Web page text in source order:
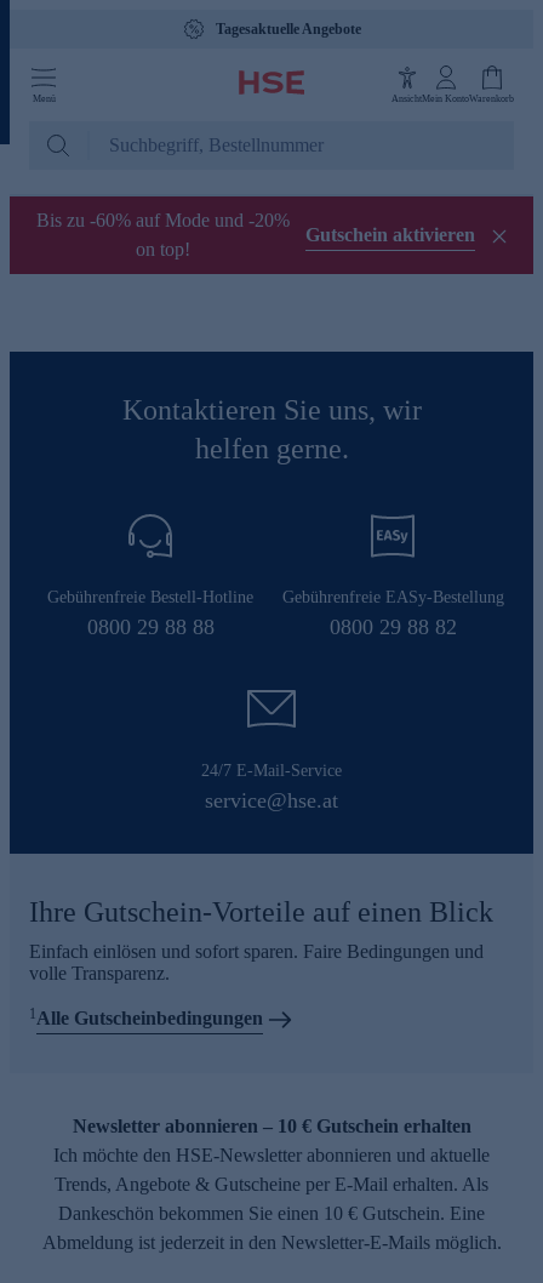
Tagesaktuelle Angebote
Menü AnsichtMein KontoWarenkorb
Bis zu -60% auf Mode und -20%
on top!
Gutschein aktivieren
Kontaktieren Sie uns, wir
helfen gerne.
Gebührenfreie Bestell-Hotline
0800 29 88 88
Gebührenfreie EASy-Bestellung
0800 29 88 82
24/7 E-Mail-Service
service@hse.at
Ihre Gutschein-Vorteile auf einen Blick
Einfach einlösen und sofort sparen. Faire Bedingungen und
volle Transparenz.
1Alle Gutscheinbedingungen
Newsletter abonnieren – 10 € Gutschein erhalten
Ich möchte den HSE-Newsletter abonnieren und aktuelle
Trends, Angebote & Gutscheine per E-Mail erhalten. Als
Dankeschön bekommen Sie einen 10 € Gutschein. Eine
Abmeldung ist jederzeit in den Newsletter-E-Mails möglich.